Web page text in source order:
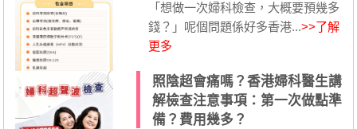
「想做一次婦科檢查，大概要預幾多
錢？」呢個問題係好多香港...>>了解
更多
照陰超會痛嗎？香港婦科醫生講
解檢查注意事項：第一次做點準
備？費用幾多？